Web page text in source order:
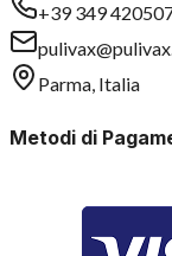
+39 349
Parma, Italia
Metodi di